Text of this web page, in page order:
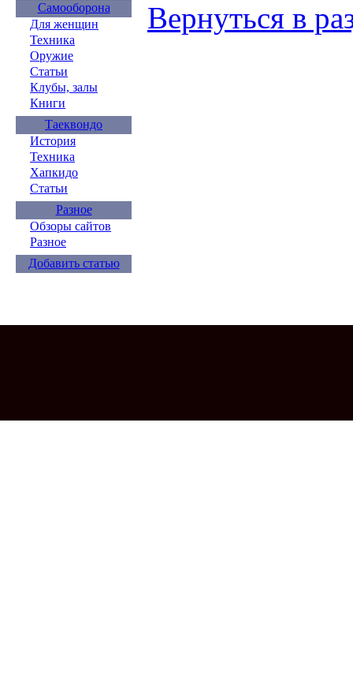
Самооборона
Для женщин
Техника
Оружие
Статьи
Клубы, залы
Книги
Таеквондо
История
Техника
Хапкидо
Статьи
Разное
Обзоры сайтов
Разное
Добавить статью
Вернуться в